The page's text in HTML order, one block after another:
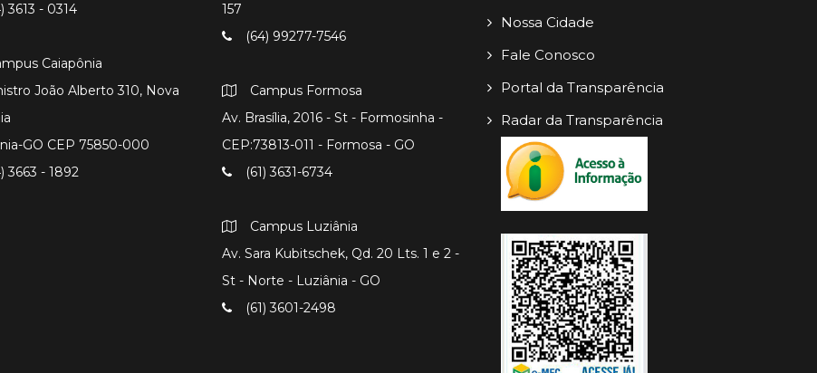
3613 - 0314
Caiapônia
João Alberto 310, Nova
GO CEP 75850-000
3663 - 1892
157
(64) 99277-7546
Campus Formosa
Av. Brasília, 2016 - St - Formosinha -
CEP:73813-011 - Formosa - GO
(61) 3631-6734
Campus Luziânia
Av. Sara Kubitschek, Qd. 20 Lts. 1 e 2 -
St - Norte - Luziânia - GO
(61) 3601-2498
Nossa Cidade
Fale Conosco
Portal da Transparência
Radar da Transparência